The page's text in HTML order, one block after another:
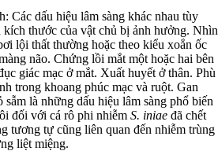
Các dấu hiệu lâm sàng khác nhau tùy
kích thước của vật chủ bị ảnh hưởng. Nhìn
lội thất thường hoặc theo kiểu xoắn ốc
não. Chứng lồi mắt một hoặc hai bên
giác mạc ở mắt. Xuất huyết ở thân. Phù
trong khoang phúc mạc và ruột. Gan
sẫm là những dấu hiệu lâm sàng phổ biến
đối với cá rô phi nhiễm S. iniae đã chết
tương tự cũng liên quan đến nhiễm trùng
liệt miệng.